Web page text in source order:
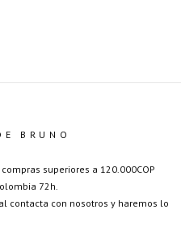
BRUNO
superiores a 120.000COP
72h.
contacta con nosotros y haremos lo